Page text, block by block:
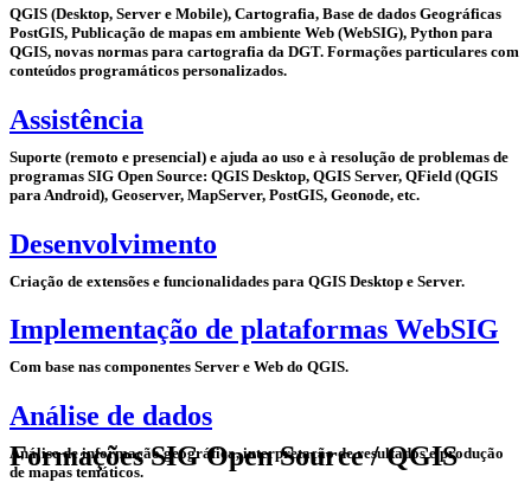
QGIS (Desktop, Server e Mobile), Cartografia, Base de dados Geográficas
PostGIS, Publicação de mapas em ambiente Web (WebSIG), Python para
QGIS, novas normas para cartografia da DGT. Formações particulares com
conteúdos programáticos personalizados.
Assistência
Suporte (remoto e presencial) e ajuda ao uso e à resolução de problemas de
programas SIG Open Source: QGIS Desktop, QGIS Server, QField (QGIS
para Android), Geoserver, MapServer, PostGIS, Geonode, etc.
Desenvolvimento
Criação de extensões e funcionalidades para QGIS Desktop e Server.
Implementação de plataformas WebSIG
Com base nas componentes Server e Web do QGIS.
Análise de dados
Análise de informação geográfica, interpretação de resultados e produção
de mapas temáticos.
Formações SIG Open Source / QGIS